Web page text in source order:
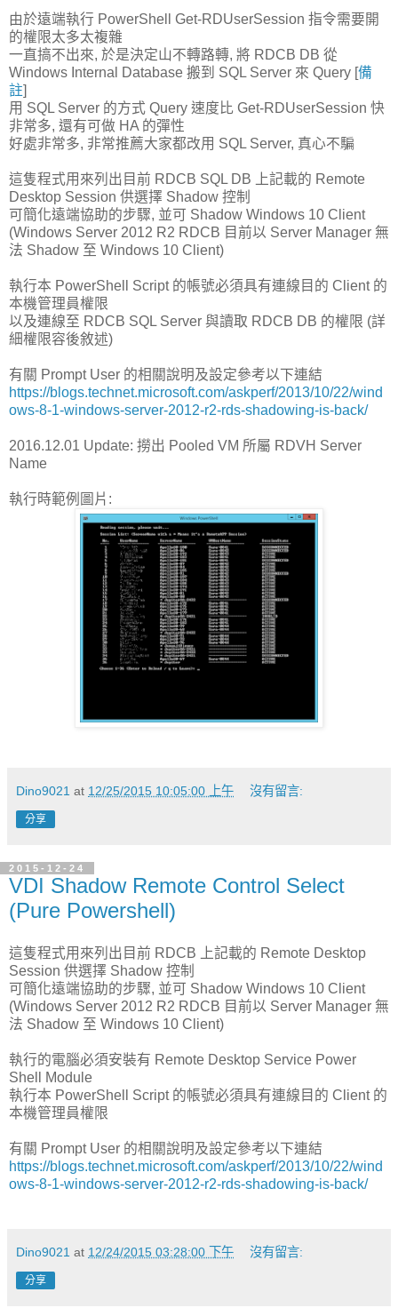
由於遠端執行 PowerShell Get-RDUserSession 指令需要開
的權限太多太複雜
一直搞不出來, 於是決定山不轉路轉, 將 RDCB DB 從
Windows Internal Database 搬到 SQL Server 來 Query [備
註]
用 SQL Server 的方式 Query 速度比 Get-RDUserSession 快
非常多, 還有可做 HA 的彈性
好處非常多, 非常推薦大家都改用 SQL Server, 真心不騙
這隻程式用來列出目前 RDCB SQL DB 上記載的 Remote
Desktop Session 供選擇 Shadow 控制
可簡化遠端協助的步驟, 並可 Shadow Windows 10 Client
(Windows Server 2012 R2 RDCB 目前以 Server Manager 無
法 Shadow 至 Windows 10 Client)
執行本 PowerShell Script 的帳號必須具有連線目的 Client 的
本機管理員權限
以及連線至 RDCB SQL Server 與讀取 RDCB DB 的權限 (詳
細權限容後敘述)
有關 Prompt User 的相關說明及設定參考以下連結
https://blogs.technet.microsoft.com/askperf/2013/10/22/wind
ows-8-1-windows-server-2012-r2-rds-shadowing-is-back/
2016.12.01 Update: 撈出 Pooled VM 所屬 RDVH Server
Name
執行時範例圖片:
Dino9021 at 12/25/2015 10:05:00 上午 沒有留言:
分享
2015-12-24
VDI Shadow Remote Control Select
(Pure Powershell)
這隻程式用來列出目前 RDCB 上記載的 Remote Desktop
Session 供選擇 Shadow 控制
可簡化遠端協助的步驟, 並可 Shadow Windows 10 Client
(Windows Server 2012 R2 RDCB 目前以 Server Manager 無
法 Shadow 至 Windows 10 Client)
執行的電腦必須安裝有 Remote Desktop Service Power
Shell Module
執行本 PowerShell Script 的帳號必須具有連線目的 Client 的
本機管理員權限
有關 Prompt User 的相關說明及設定參考以下連結
https://blogs.technet.microsoft.com/askperf/2013/10/22/wind
ows-8-1-windows-server-2012-r2-rds-shadowing-is-back/
Dino9021 at 12/24/2015 03:28:00 下午 沒有留言:
分享